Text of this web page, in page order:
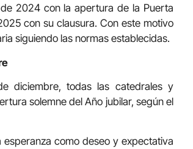
2024 con la apertura de la Puerta
con su clausura. Con este motivo
siguiendo las normas establecidas.
diciembre, todas las catedrales y
solemne del Año jubilar, según el
como deseo y expectativa